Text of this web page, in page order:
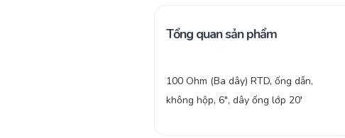
Tổng quan sản phẩm
100 Ohm (Ba dây) RTD, ống dẫn,
không hộp, 6″, dây ống lớp 20′